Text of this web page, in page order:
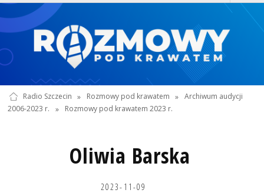
Radio Szczecin » Rozmowy pod krawatem » Archiwum audycji
2006-2023 r.
» Rozmowy pod krawatem 2023 r.
Oliwia Barska
2023-11-09